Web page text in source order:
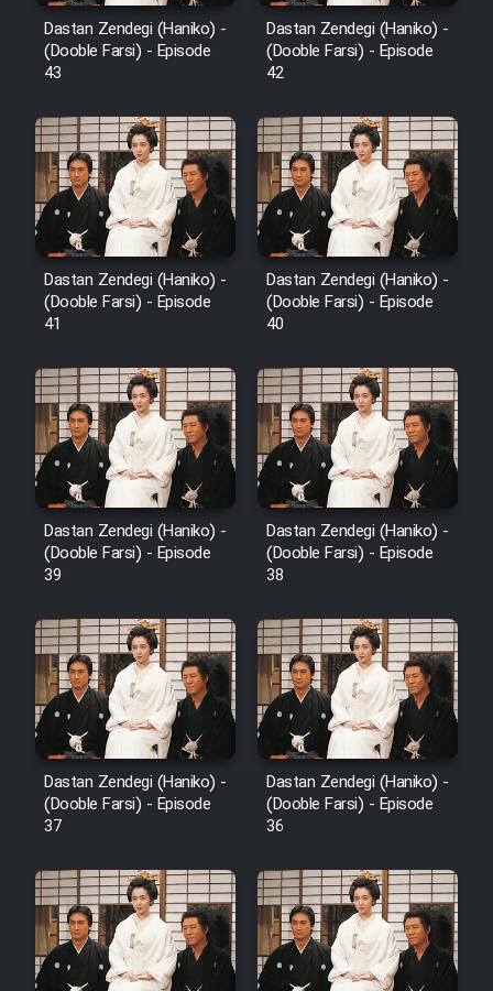
Dastan Zendegi (Haniko) -
(Dooble Farsi) - Episode
43
Dastan Zendegi (Haniko) -
(Dooble Farsi) - Episode
42
Dastan Zendegi (Haniko) -
(Dooble Farsi) - Episode
41
Dastan Zendegi (Haniko) -
(Dooble Farsi) - Episode
40
Dastan Zendegi (Haniko) -
(Dooble Farsi) - Episode
39
Dastan Zendegi (Haniko) -
(Dooble Farsi) - Episode
38
Dastan Zendegi (Haniko) -
(Dooble Farsi) - Episode
37
Dastan Zendegi (Haniko) -
(Dooble Farsi) - Episode
36